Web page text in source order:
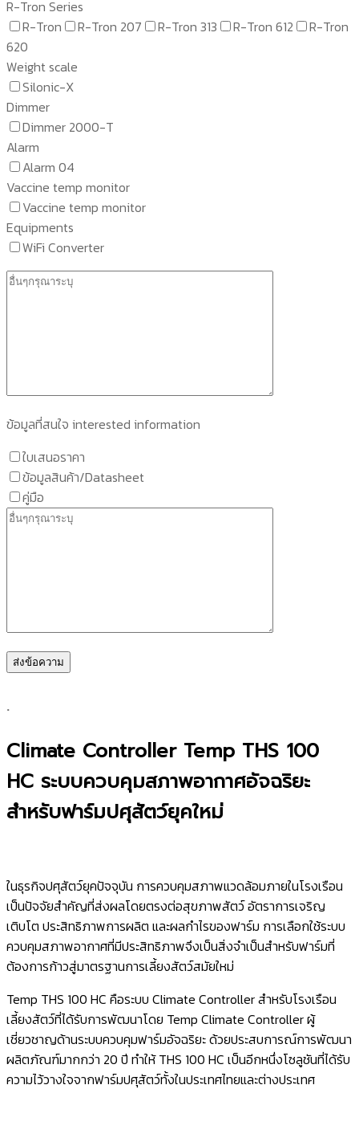
R-Tron Series
R-Tron
R-Tron 207 R-Tron 313 R-Tron 612
R-Tron
620
Weight scale
Silonic-X
Dimmer
Dimmer 2000-T
Alarm
Alarm 04
Vaccine temp monitor
Vaccine temp monitor
Equipments
WiFi Converter
ข้อมูลที่สนใจ interested information
ใบเสนอราคา
ข้อมูลสินค้า/Datasheet
คู่มือ
.
Climate Controller Temp THS 100
HC ระบบควบคุมสภาพอากาศอัจฉริยะ
สำหรับฟาร์มปศุสัตว์ยุคใหม่
ในธุรกิจปศุสัตว์ยุคปัจจุบัน การควบคุมสภาพแวดล้อมภายในโรงเรือน
เป็นปัจจัยสำคัญที่ส่งผลโดยตรงต่อสุขภาพสัตว์ อัตราการเจริญ
เติบโต ประสิทธิภาพการผลิต และผลกำไรของฟาร์ม การเลือกใช้ระบบ
ควบคุมสภาพอากาศที่มีประสิทธิภาพจึงเป็นสิ่งจำเป็นสำหรับฟาร์มที่
ต้องการก้าวสู่มาตรฐานการเลี้ยงสัตว์สมัยใหม่
Temp THS 100 HC คือระบบ Climate Controller สำหรับโรงเรือน
เลี้ยงสัตว์ที่ได้รับการพัฒนาโดย Temp Climate Controller ผู้
เชี่ยวชาญด้านระบบควบคุมฟาร์มอัจฉริยะ ด้วยประสบการณ์การพัฒนา
ผลิตภัณฑ์มากกว่า 20 ปี ทำให้ THS 100 HC เป็นอีกหนึ่งโซลูชันที่ได้รับ
ความไว้วางใจจากฟาร์มปศุสัตว์ทั้งในประเทศไทยและต่างประเทศ